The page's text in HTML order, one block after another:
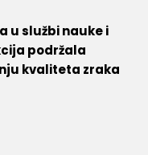
u službi nauke i
podržala
kvaliteta zraka